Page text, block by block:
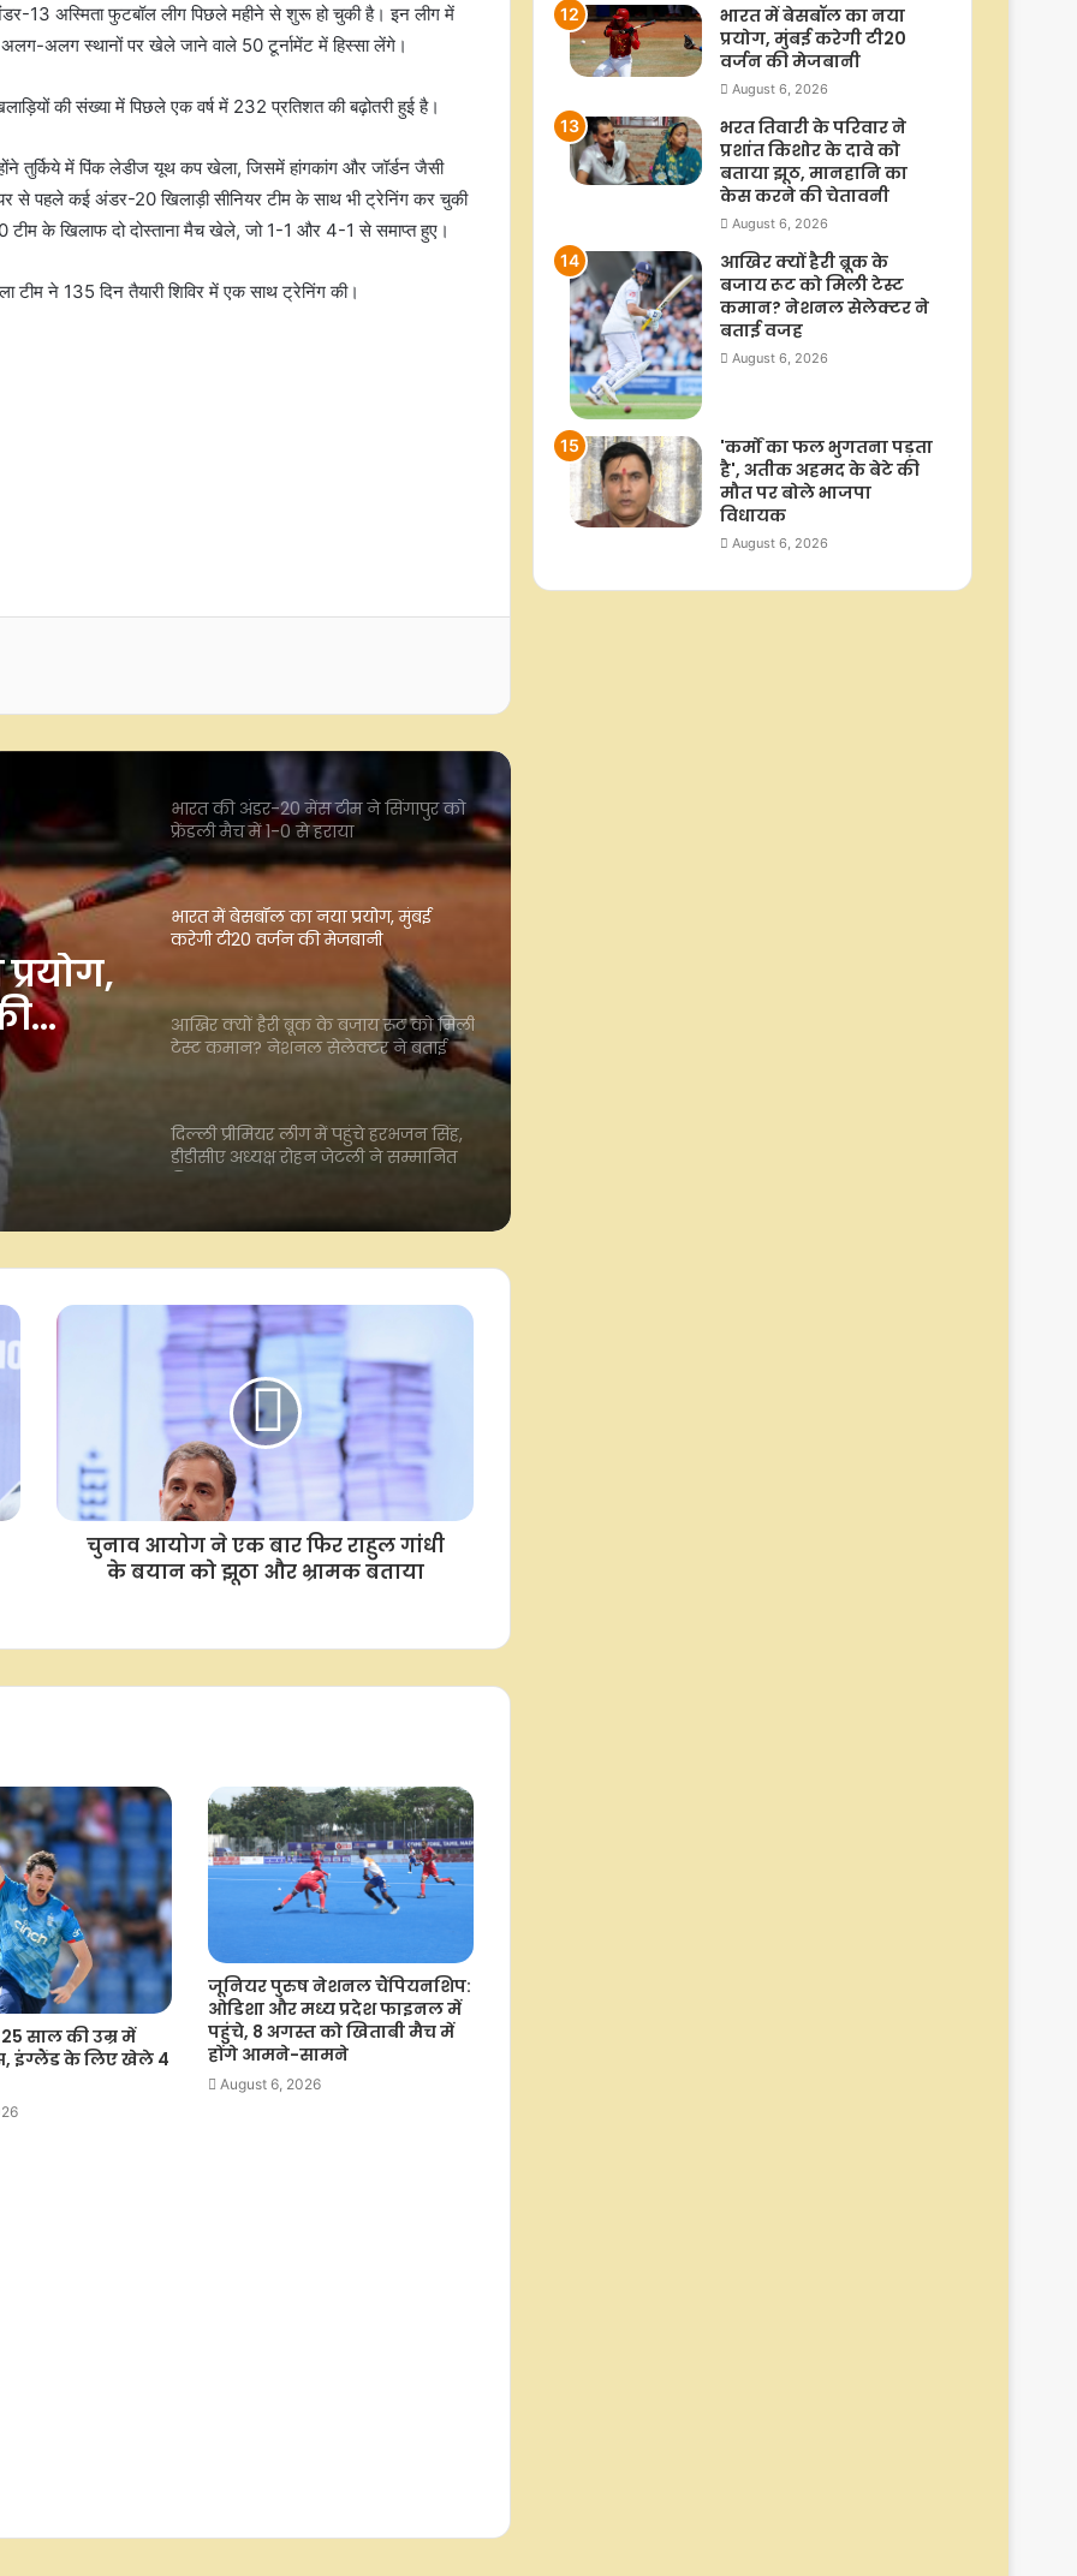
13 अस्मिता फुटबॉल लीग पिछले महीने से शुरू हो चुकी है। इन लीग में
अलग स्थानों पर खेले जाने वाले 50 टूर्नामेंट में हिस्सा लेंगे।
की संख्या में पिछले एक वर्ष में 232 प्रतिशत की बढ़ोतरी हुई है।
तुर्किये में पिंक लेडीज यूथ कप खेला, जिसमें हांगकांग और जॉर्डन जैसी
से पहले कई अंडर-20 खिलाड़ी सीनियर टीम के साथ भी ट्रेनिंग कर चुकी
के खिलाफ दो दोस्ताना मैच खेले, जो 1-1 और 4-1 से समाप्त हुए।
ने 135 दिन तैयारी शिविर में एक साथ ट्रेनिंग की।
डीपीएल 2026: सिर्फ 9 रन देकर झटके 3
विकेट, नवदीन सैनी बोले- हमने योजनाओं
पर भरोसा करते हुए उन्हें बखूबी अंजाम दिया
डियोमांडे को साइन किया
के बाद 2 साल के कॉन्ट्रैक्ट पर
भारत में बेसबॉल का नया प्रयोग, मुंबई
करेगी टी20 वर्जन की मेजबानी
आखिर क्यों हैरी ब्रूक के बजाय रूट को मिली
टेस्ट कमान? नेशनल सेलेक्टर ने बताई
दिल्ली प्रीमियर लीग में पहुंचे हरभजन सिंह,
डीडीसीए अध्यक्ष रोहन जेटली ने सम्मानित
जन्मदिन विशेष: दीपक चाहर ने निभाया बेटे
होने का फर्ज, टीम इंडिया से वापस लिया था
विकेट, नवदीन सैनी बोले- हमने योजनाओं
रियल मैड्रिड ने 19 साल फॉरवर्ड यान
डियोमांडे को साइन किया
सैमुअल को बड़ी राहत, सीएएफ की अपील
कमिटी ने बरी किया, स्टेडियम में बैन और
जुर्माना हटा
जेके ओपन 2026: बेंगलुरु के गोल्फर
फुटबॉल: मोहम्मद सालाह लिवरपूल छोड़ने
भारत की अंडर-20 मेंस टीम ने सिंगापुर को
फ्रेंडली मैच में 1-0 से हराया
भारत में बेसबॉल का नया प्रयोग, मुंबई
करेगी टी20 वर्जन की मेजबानी
आखिर क्यों हैरी ब्रूक के बजाय रूट को मिली
टेस्ट कमान? नेशनल सेलेक्टर ने बताई
चुनाव आयोग ने एक बार फिर राहुल गांधी
के बयान को झूठा और भ्रामक बताया
साल की उम्र में
इंग्लैंड के लिए खेले 4
जूनियर पुरुष नेशनल चैंपियनशिप:
ओडिशा और मध्य प्रदेश फाइनल में
पहुंचे, 8 अगस्त को खिताबी मैच में
होंगे आमने-सामने
August 6, 2026
भारत में बेसबॉल का नया
प्रयोग, मुंबई करेगी टी20
वर्जन की मेजबानी
August 6, 2026
भरत तिवारी के परिवार ने
प्रशांत किशोर के दावे को
बताया झूठ, मानहानि का
केस करने की चेतावनी
August 6, 2026
आखिर क्यों हैरी ब्रूक के
बजाय रूट को मिली टेस्ट
कमान? नेशनल सेलेक्टर ने
बताई वजह
August 6, 2026
'कर्मों का फल भुगतना पड़ता
है', अतीक अहमद के बेटे की
मौत पर बोले भाजपा
विधायक
August 6, 2026